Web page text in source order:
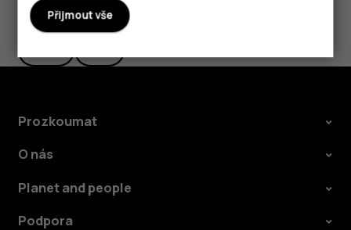
Pomohlo vám to?
Prozkoumat
O nás
Planet and people
Podpora
Přijmout vše